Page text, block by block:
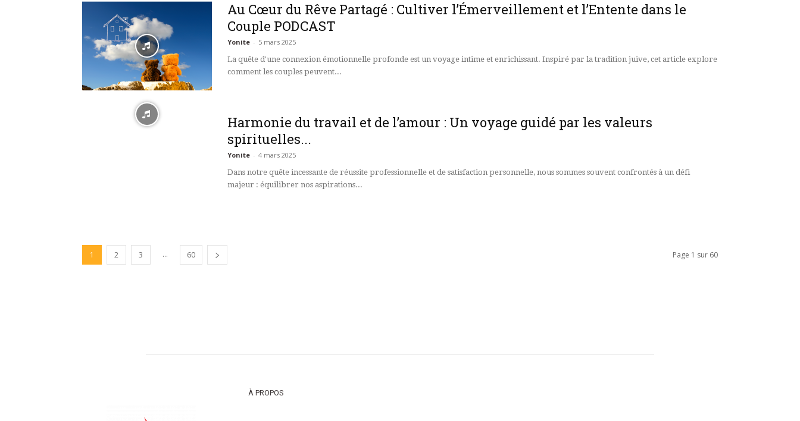
Au Cœur du Rêve Partagé : Cultiver l’Émerveillement et l’Entente dans le
Couple PODCAST
Yonite - 5 mars 2025
La quête d'une connexion émotionnelle profonde est un voyage intime et enrichissant. Inspiré par la tradition juive, cet article explore
comment les couples peuvent...
Harmonie du travail et de l’amour : Un voyage guidé par les valeurs
spirituelles...
Yonite - 4 mars 2025
Dans notre quête incessante de réussite professionnelle et de satisfaction personnelle, nous sommes souvent confrontés à un défi
majeur : équilibrer nos aspirations...
1 2 3 ... 60 Page 1 sur 60
À PROPOS